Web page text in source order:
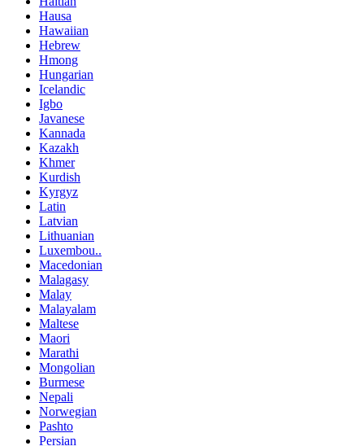
Hausa
Hawaiian
Hebrew
Hmong
Hungarian
Icelandic
Igbo
Javanese
Kannada
Kazakh
Khmer
Kurdish
Kyrgyz
Latin
Latvian
Lithuanian
Luxembou..
Macedonian
Malagasy
Malay
Malayalam
Maltese
Maori
Marathi
Mongolian
Burmese
Nepali
Norwegian
Pashto
Persian